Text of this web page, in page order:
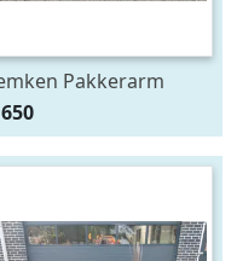
Pakkerarm
aan Opal 90 en
ploeg